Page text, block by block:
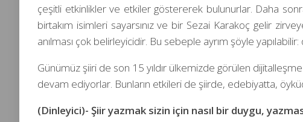
çeşitli etkinlikler ve etkiler göstererek bulunurlar. Daha
birtakım isimleri sayarsınız ve bir Sezai Karakoç gelir
anılması çok belirleyicidir. Bu sebeple ayrım şöyle
Günümüz şiiri de son 15 yıldır ülkemizde görülen
devam ediyorlar. Bunların etkileri de şiirde, edebiyatta,
(Dinleyici)- Şiir yazmak sizin için nasıl bir duygu,